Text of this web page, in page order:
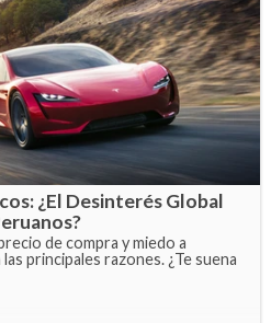
¿El Desinterés Global
de compra y miedo a
principales razones. ¿Te suena